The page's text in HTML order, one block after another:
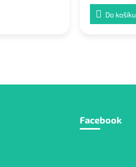
Do košíku
Facebook